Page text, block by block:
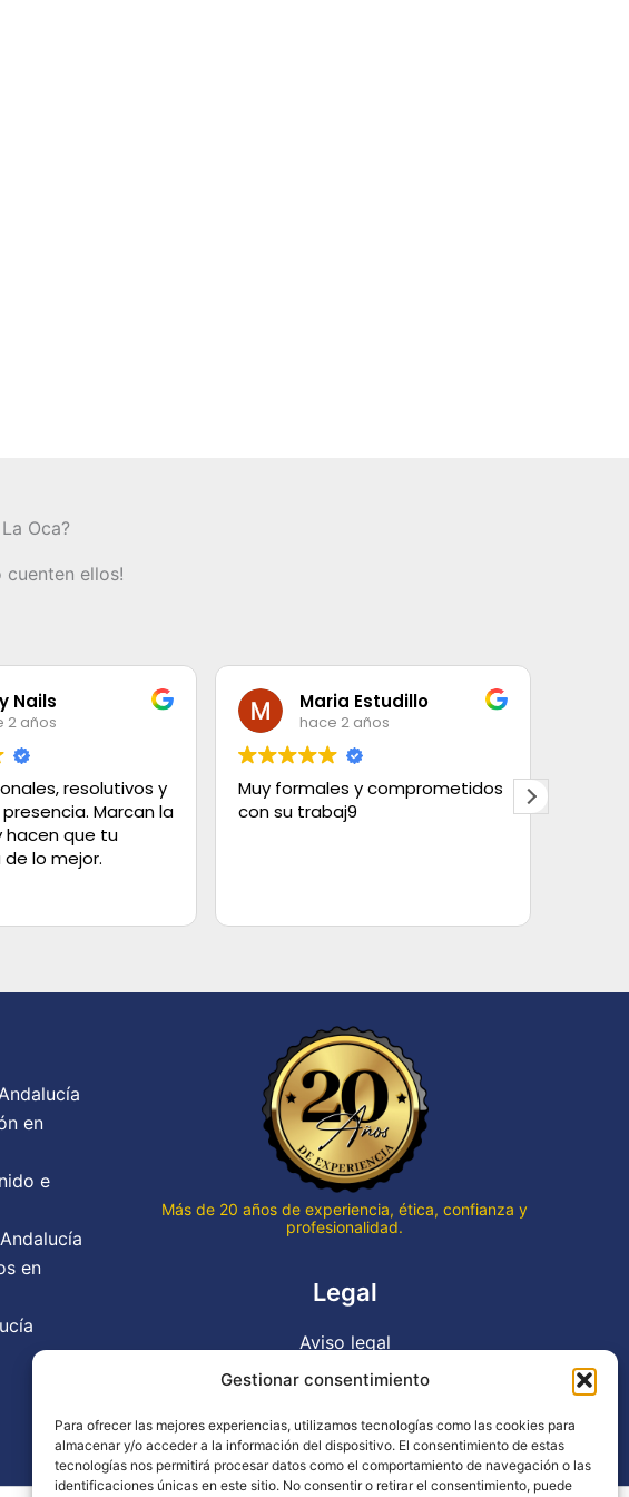
Gestionar consentimiento
Para ofrecer las mejores experiencias, utilizamos tecnologías como las cookies para
almacenar y/o acceder a la información del dispositivo. El consentimiento de estas
tecnologías nos permitirá procesar datos como el comportamiento de navegación o las
identificaciones únicas en este sitio. No consentir o retirar el consentimiento, puede
Oca?
ellos!
Nails
2 años
resolutivos y
Marcan la
hacen que tu
lo mejor.
Maria Estudillo
hace 2 años
Muy formales y comprometidos
con su trabaj9
que
en
e
en
Más de 20 años de experiencia, ética, confianza y
profesionalidad.
Legal
Aviso legal
Política de privacidad
Política de cookies (UE)